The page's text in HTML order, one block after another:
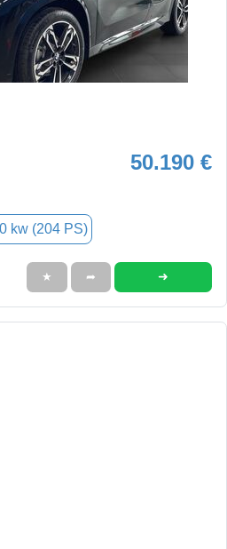
50.190 €
kw (204 PS)
★ ➦ ➜